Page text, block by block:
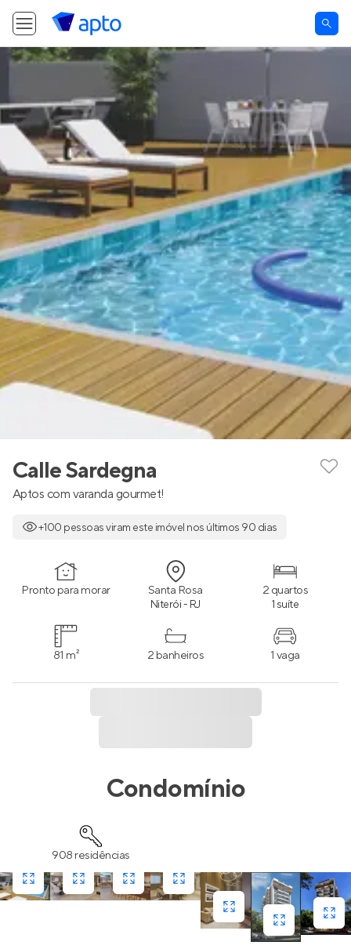
Calle Sardegna
Aptos com varanda gourmet!
+100 pessoas viram este imóvel nos últimos 90 dias
Pronto para morar Santa Rosa
Niterói - RJ
2 quartos
1 suíte
81 m² 2 banheiros 1 vaga
Condomínio
908 residências